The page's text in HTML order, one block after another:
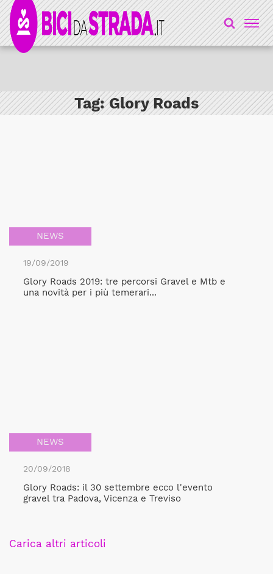
Tag:Glory Roads
NEWS
19/09/2019
Glory Roads 2019: tre percorsi Gravel e Mtb e
una novità per i più temerari...
NEWS
20/09/2018
Glory Roads: il 30 settembre ecco l'evento
gravel tra Padova, Vicenza e Treviso
Carica altri articoli